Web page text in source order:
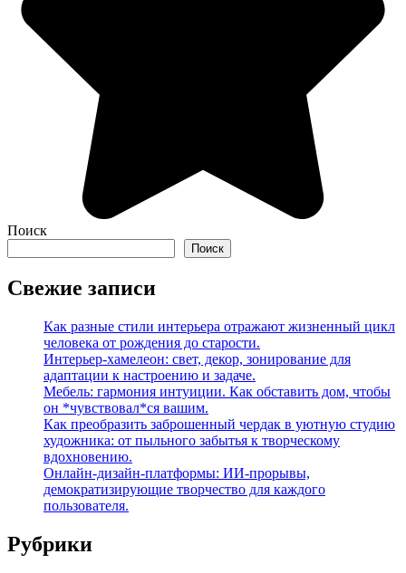
Поиск
Поиск
Свежие записи
Как разные стили интерьера отражают жизненный цикл
человека от рождения до старости.
Интерьер-хамелеон: свет, декор, зонирование для
адаптации к настроению и задаче.
Мебель: гармония интуиции. Как обставить дом, чтобы
он *чувствовал*ся вашим.
Как преобразить заброшенный чердак в уютную студию
художника: от пыльного забытья к творческому
вдохновению.
Онлайн-дизайн-платформы: ИИ-прорывы,
демократизирующие творчество для каждого
пользователя.
Рубрики